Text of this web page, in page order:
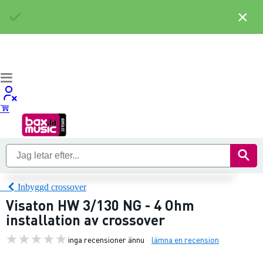
Inbyggd crossover
Visaton HW 3/130 NG - 4 Ohm
installation av crossover
inga recensioner ännu lämna en recension
×